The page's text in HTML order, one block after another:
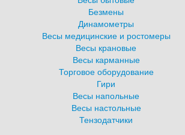
Безмены
Динамометры
Весы медицинские и ростомеры
Весы крановые
Весы карманные
Торговое оборудование
Гири
Весы напольные
Весы настольные
Тензодатчики